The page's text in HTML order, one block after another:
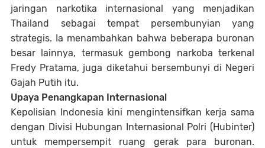
jaringan narkotika internasional yang menjadikan
Thailand sebagai tempat persembunyian yang
strategis. Ia menambahkan bahwa beberapa buronan
besar lainnya, termasuk gembong narkoba terkenal
Fredy Pratama, juga diketahui bersembunyi di Negeri
Gajah Putih itu.
Upaya Penangkapan Internasional
Kepolisian Indonesia kini mengintensifkan kerja sama
dengan Divisi Hubungan Internasional Polri (Hubinter)
untuk mempersempit ruang gerak para buronan.